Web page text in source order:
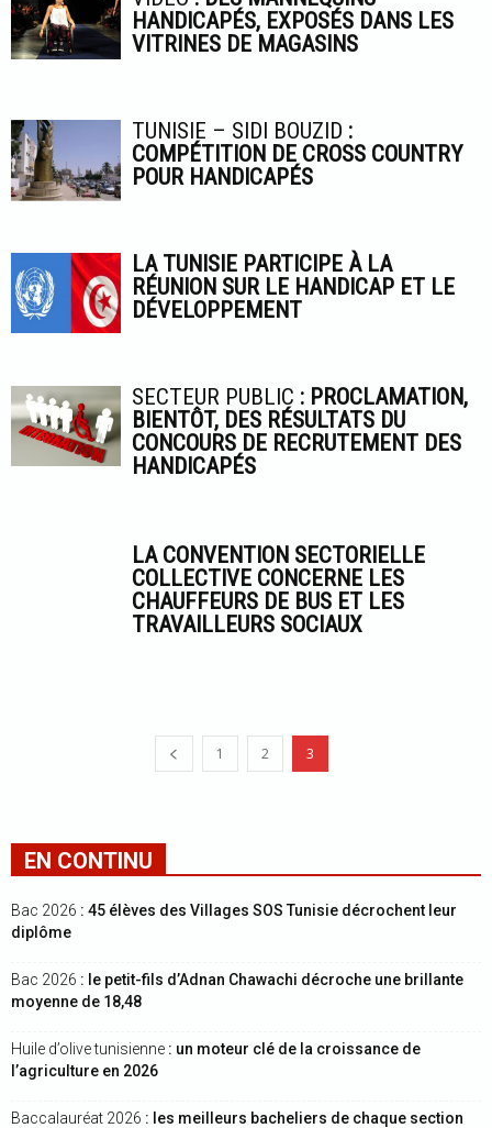
HANDICAPÉS, EXPOSÉS DANS LES
VITRINES DE MAGASINS
TUNISIE – SIDI BOUZID :
COMPÉTITION DE CROSS COUNTRY
POUR HANDICAPÉS
LA TUNISIE PARTICIPE À LA
RÉUNION SUR LE HANDICAP ET LE
DÉVELOPPEMENT
SECTEUR PUBLIC : PROCLAMATION,
BIENTÔT, DES RÉSULTATS DU
CONCOURS DE RECRUTEMENT DES
HANDICAPÉS
LA CONVENTION SECTORIELLE
COLLECTIVE CONCERNE LES
CHAUFFEURS DE BUS ET LES
TRAVAILLEURS SOCIAUX
1 2 3
EN CONTINU
Bac 2026 : 45 élèves des Villages SOS Tunisie décrochent leur
diplôme
Bac 2026 : le petit-fils d’Adnan Chawachi décroche une brillante
moyenne de 18,48
Huile d’olive tunisienne : un moteur clé de la croissance de
l’agriculture en 2026
Baccalauréat 2026 : les meilleurs bacheliers de chaque section